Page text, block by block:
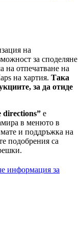
на
за споделяне
на отпечатване на
на хартия. Така
за да отиде
directions” е
в менюто в
и поддръжка на
подобрения са
информация за